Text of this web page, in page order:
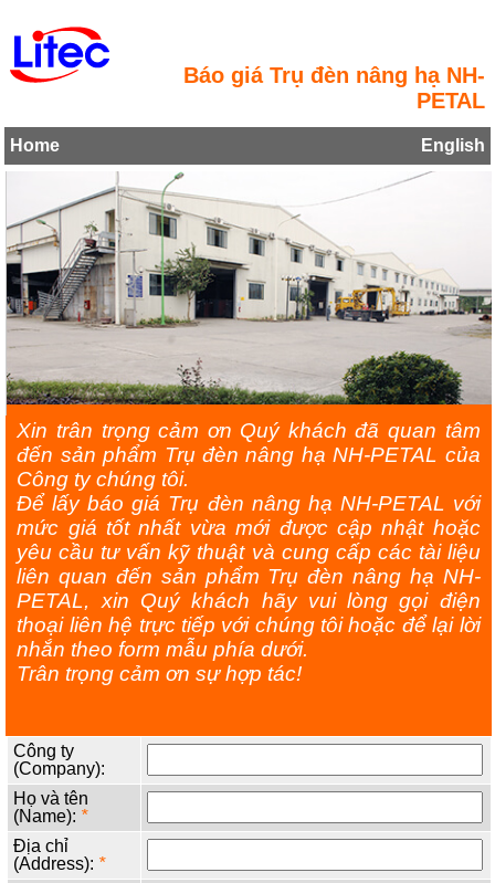
Báo giá Trụ đèn nâng hạ NH-
PETAL
Home English
Xin trân trọng cảm ơn Quý khách đã quan tâm
đến sản phẩm Trụ đèn nâng hạ NH-PETAL của
Công ty chúng tôi.
Để lấy báo giá Trụ đèn nâng hạ NH-PETAL với
mức giá tốt nhất vừa mới được cập nhật hoặc
yêu cầu tư vấn kỹ thuật và cung cấp các tài liệu
liên quan đến sản phẩm Trụ đèn nâng hạ NH-
PETAL, xin Quý khách hãy vui lòng gọi điện
thoại liên hệ trực tiếp với chúng tôi hoặc để lại lời
nhắn theo form mẫu phía dưới.
Trân trọng cảm ơn sự hợp tác!
Công ty
(Company):
Họ và tên
(Name): *
Địa chỉ
(Address): *